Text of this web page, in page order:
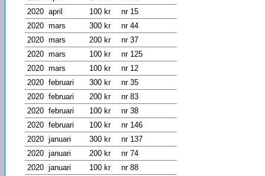
2020 april 100 kr
nr 15
2020 mars 300 kr
nr 44
2020 mars 200 kr
nr 37
2020 mars 100 kr
nr 125
2020 mars 100 kr
nr 12
2020 februari 300 kr
nr 35
2020 februari 200 kr
nr 83
2020 februari 100 kr
nr 38
2020 februari 100 kr
nr 146
2020 januari 300 kr
nr 137
2020 januari 200 kr
nr 74
2020 januari 100 kr
nr 88